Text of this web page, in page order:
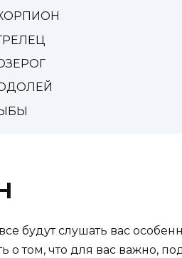
будут слушать вас
о том, что для вас важно,